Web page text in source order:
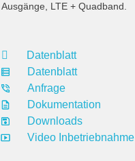
Ausgänge, LTE + Quadband.
Datenblatt
Datenblatt
Anfrage
Dokumentation
Downloads
Video Inbetriebnahme